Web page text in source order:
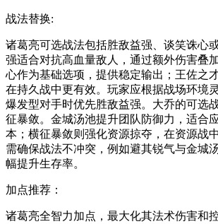
战法替换:
诸葛亮可选战法包括胜敌益强、谈笑诛心
强适合对抗高血量敌人，通过额外伤害叠
心作为基础选项，提供稳定输出；王佐之
在持久战中更有效。玩家应根据战场环境
爆发型对手时优先胜敌益强。大乔的可选
征暴敛。金城汤池提升团队防御力，适合
本；横征暴敛则强化资源掠夺，在资源战
需确保战法不冲突，例如避其锐气与金城
幅提升生存率。
加点推荐：
诸葛亮全智力加点，最大化其法术伤害和